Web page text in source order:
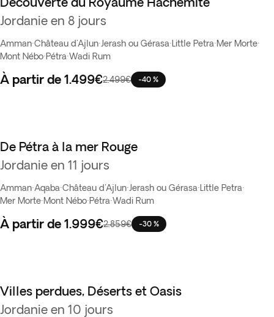
Jordanie en 8 jours
Amman·Château d'Ajlun·Jerash ou Gérasa· Little Petra·Mer Morte·
Mont Nébo·Pétra·Wadi Rum
À partir de 1.499€2.499€ -40 %
Les favoris
De Pétra à la mer Rouge
Jordanie en 11 jours
Amman·Aqaba·Château d'Ajlun·Jerash ou Gérasa· Little Petra·
Mer Morte·Mont Nébo·Pétra·Wadi Rum
À partir de 1.999€2.859€ -30 %
Villes perdues, Déserts et Oasis
Jordanie en 10 jours